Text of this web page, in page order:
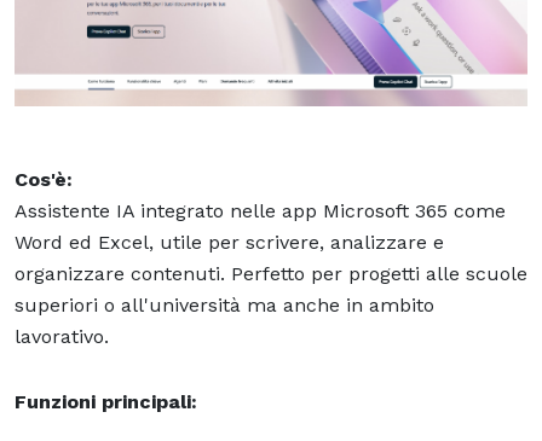
Cos'è:
Assistente IA integrato nelle app Microsoft 365 come
Word ed Excel, utile per scrivere, analizzare e
organizzare contenuti. Perfetto per progetti alle scuole
superiori o all'università ma anche in ambito
lavorativo.
Funzioni principali: